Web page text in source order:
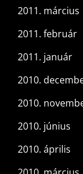
2011. március
2011. február
2011. január
2010.
2010.
2010. június
2010. április